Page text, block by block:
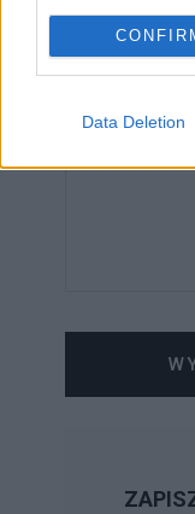
Data Deletion
WIADOMOŚĆ